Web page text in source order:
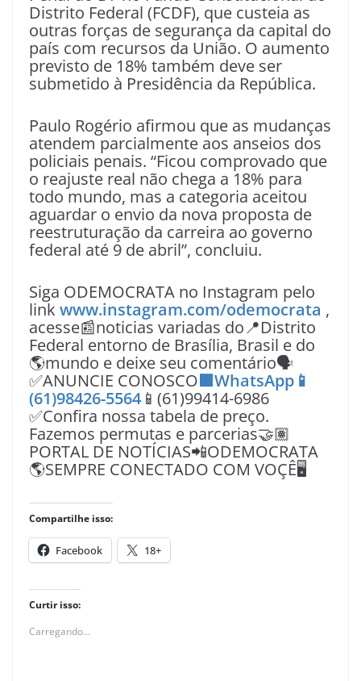
Distrito Federal (FCDF), que custeia as
outras forças de segurança da capital do
país com recursos da União. O aumento
previsto de 18% também deve ser
submetido à Presidência da República.
Paulo Rogério afirmou que as mudanças
atendem parcialmente aos anseios dos
policiais penais. “Ficou comprovado que
o reajuste real não chega a 18% para
todo mundo, mas a categoria aceitou
aguardar o envio da nova proposta de
reestruturação da carreira ao governo
federal até 9 de abril”, concluiu.
Siga ODEMOCRATA no Instagram pelo
link www.instagram.com/odemocrata ,
acesse📰noticias variadas do📍Distrito
Federal entorno de Brasília, Brasil e do
🌎mundo e deixe seu comentário🗣
✅ANUNCIE CONOSCO🟩WhatsApp📱
(61)98426-5564 📱(61)99414-6986
✅Confira nossa tabela de preço.
Fazemos permutas e parcerias🤝🏽
PORTAL DE NOTÍCIAS📲ODEMOCRATA
🌎SEMPRE CONECTADO COM VOÇÊ🖥️
Compartilhe isso:
Facebook 18+
Curtir isso:
Carregando...